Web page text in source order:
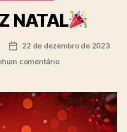
NATAL
Data22 de dezembro de 2023
comentárioem
NATAL